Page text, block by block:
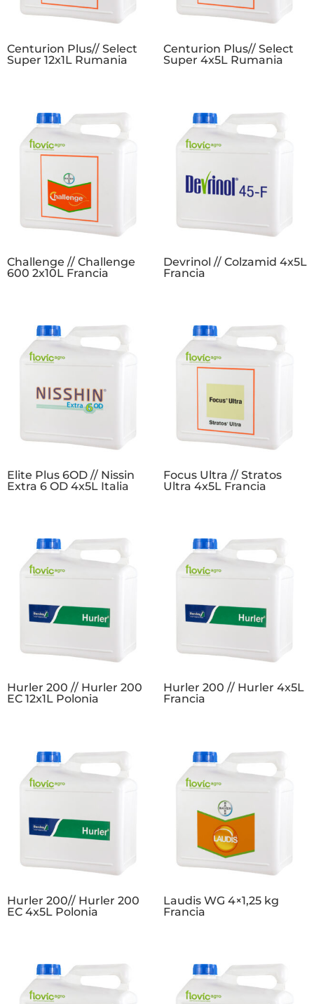
Centurion Plus// Select
Super 12x1L Rumania
Centurion Plus// Select
Super 4x5L Rumania
Challenge // Challenge
600 2x10L Francia
Devrinol // Colzamid 4x5L
Francia
Elite Plus 6OD // Nissin
Extra 6 OD 4x5L Italia
Focus Ultra // Stratos
Ultra 4x5L Francia
Hurler 200 // Hurler 200
EC 12x1L Polonia
Hurler 200 // Hurler 4x5L
Francia
Hurler 200// Hurler 200
EC 4x5L Polonia
Laudis WG 4×1,25 kg
Francia